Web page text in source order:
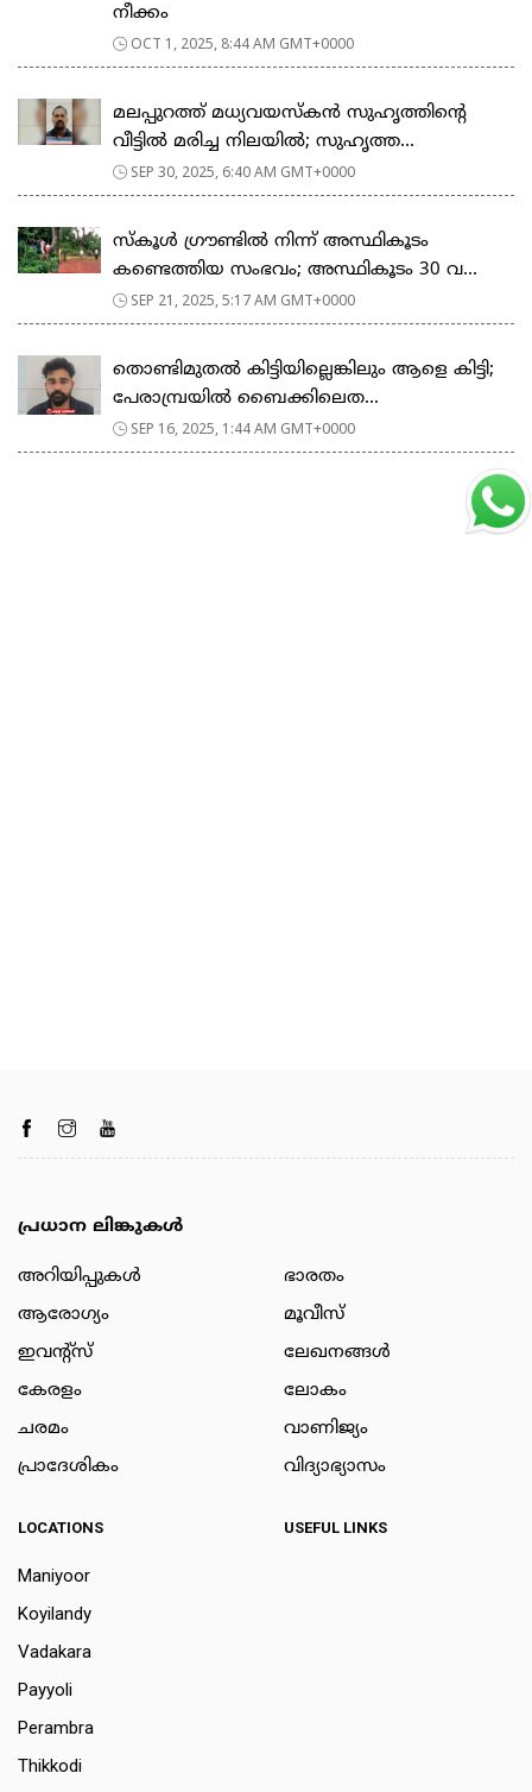
നീക്കം
OCT 1, 2025, 8:44 AM GMT+0000
മലപ്പുറത്ത് മധ്യവയസ്കൻ സുഹൃത്തിന്‍റെ
വീട്ടിൽ മരിച്ച നിലയിൽ; സുഹൃത്ത...
SEP 30, 2025, 6:40 AM GMT+0000
സ്കൂള്‍ ഗ്രൗണ്ടിൽ നിന്ന് അസ്ഥികൂടം
കണ്ടെത്തിയ സംഭവം; അസ്ഥികൂടം 30 വ...
SEP 21, 2025, 5:17 AM GMT+0000
തൊണ്ടിമുതല്‍ കിട്ടിയില്ലെങ്കിലും ആളെ കിട്ടി;
പേരാമ്പ്രയിൽ ബൈക്കിലെത...
SEP 16, 2025, 1:44 AM GMT+0000
പ്രധാന ലിങ്കുകൾ
അറിയിപ്പുകള്‍
ആരോഗ്യം
ഇവന്റ്സ്
കേരളം
ചരമം
പ്രാദേശികം
ഭാരതം
മൂവീസ്
ലേഖനങ്ങള്‍
ലോകം
വാണിജ്യം
വിദ്യാഭ്യാസം
LOCATIONS
Maniyoor
Koyilandy
Vadakara
Payyoli
Perambra
Thikkodi
USEFUL LINKS